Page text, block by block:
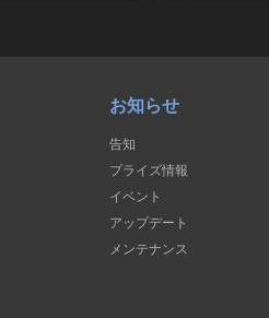
お知らせ
告知
プライズ情報
イベント
アップデート
メンテナンス